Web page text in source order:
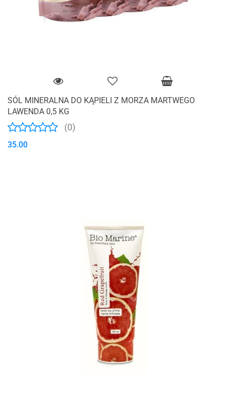
SÓL MINERALNA DO KĄPIELI Z MORZA MARTWEGO
LAWENDA 0,5 KG
(0)
35.00